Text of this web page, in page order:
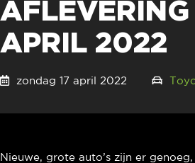
APRIL 2022
zondag 17 april 2022
Nieuwe, grote auto’s zijn er